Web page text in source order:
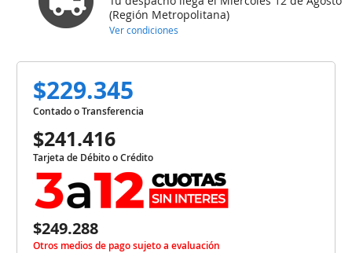
(Región Metropolitana)
Ver condiciones
$229.345
Contado o Transferencia
$241.416
Tarjeta de Débito o Crédito
$249.288
Otros medios de pago sujeto a evaluación